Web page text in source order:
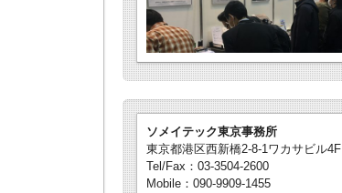
ソメイテック東京事務所
東京都港区西新橋2-8-1ワカサビル4F
Tel/Fax：03-3504-2600
Mobile：090-9909-1455